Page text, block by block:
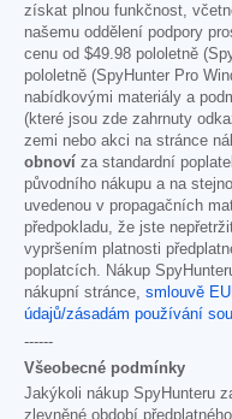
získat plnou funkčnost,
našemu oddělení podpory
cenu od $49.98 pololetně
pololetně (SpyHunter Pro
nabídkovými materiály a
(které jsou zde zahrnuty
zemi nebo akci na stránce
obnoví za standardní
původního nákupu a na
uvedenou v propagačních
předpokladu, že jste
vypršením platnosti
poplatcích. Nákup
nákupní stránce, smlouvě
údajů/zásadám používání
------
Všeobecné podmínky
Jakýkoli nákup SpyHunteru
zlevněné období